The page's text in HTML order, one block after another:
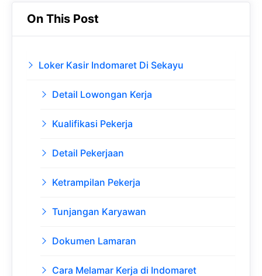
On This Post
Loker Kasir Indomaret Di Sekayu
Detail Lowongan Kerja
Kualifikasi Pekerja
Detail Pekerjaan
Ketrampilan Pekerja
Tunjangan Karyawan
Dokumen Lamaran
Cara Melamar Kerja di Indomaret